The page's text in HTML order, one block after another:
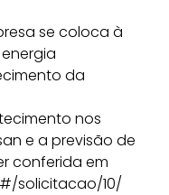
se coloca à
da
nos
e a previsão de
conferida em
solicitacao/10/